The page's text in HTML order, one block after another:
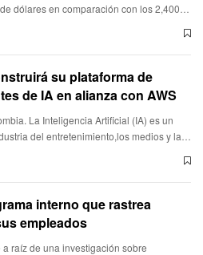
dólares en comparación con los 2,400
su plataforma de
de IA en alianza con AWS
La Inteligencia Artificial (IA) es un
del entretenimiento,los medios y las
interno que rastrea
empleados
raíz de una investigación sobre